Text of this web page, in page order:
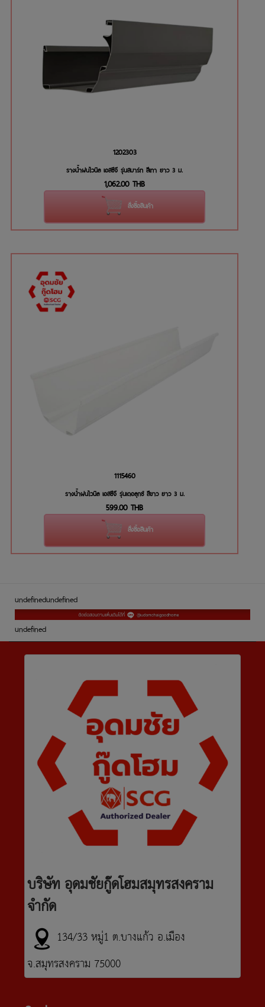
1202303
รางน้ำฝนไวนิล เอสซีจี รุ่นสมาร์ท สีเทา ยาว 3 ม.
1,062.00 THB
สั่งซื้อสินค้า
1115460
รางน้ำฝนไวนิล เอสซีจี รุ่นเดอลุกซ์ สีขาว ยาว 3 ม.
599.00 THB
สั่งซื้อสินค้า
undefinedundefined
undefined
บริษัท อุดมชัยกู๊ดโฮมสมุทรสงคราม
จำกัด
134/33 หมู่1 ต.บางแก้ว อ.เมือง
จ.สมุทรสงคราม 75000